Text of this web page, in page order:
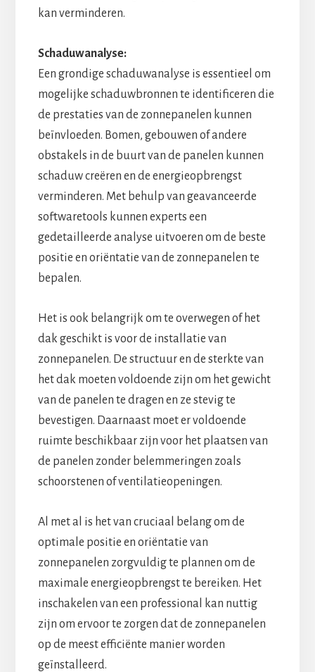
kan verminderen.
Schaduwanalyse:
Een grondige schaduwanalyse is essentieel om
mogelijke schaduwbronnen te identificeren die
de prestaties van de zonnepanelen kunnen
beïnvloeden. Bomen, gebouwen of andere
obstakels in de buurt van de panelen kunnen
schaduw creëren en de energieopbrengst
verminderen. Met behulp van geavanceerde
softwaretools kunnen experts een
gedetailleerde analyse uitvoeren om de beste
positie en oriëntatie van de zonnepanelen te
bepalen.
Het is ook belangrijk om te overwegen of het
dak geschikt is voor de installatie van
zonnepanelen. De structuur en de sterkte van
het dak moeten voldoende zijn om het gewicht
van de panelen te dragen en ze stevig te
bevestigen. Daarnaast moet er voldoende
ruimte beschikbaar zijn voor het plaatsen van
de panelen zonder belemmeringen zoals
schoorstenen of ventilatieopeningen.
Al met al is het van cruciaal belang om de
optimale positie en oriëntatie van
zonnepanelen zorgvuldig te plannen om de
maximale energieopbrengst te bereiken. Het
inschakelen van een professional kan nuttig
zijn om ervoor te zorgen dat de zonnepanelen
op de meest efficiënte manier worden
geïnstalleerd.